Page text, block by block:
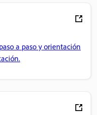
a paso y orientación